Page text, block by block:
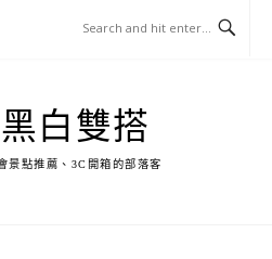
白雙搭
景點推薦、3C開箱的部落客